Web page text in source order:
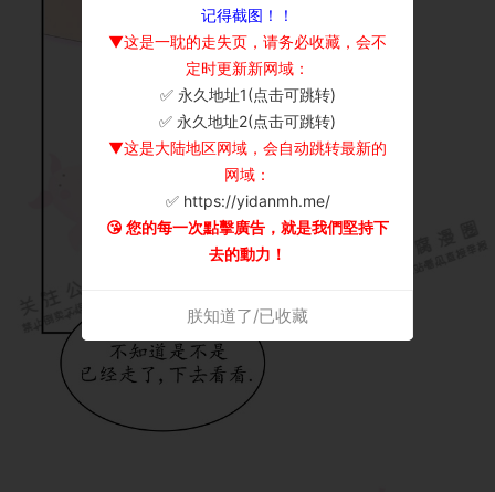
记得截图！！
▼这是一耽的走失页，请务必收藏，会不
定时更新新网域：
✅ 永久地址1(点击可跳转)
✅ 永久地址2(点击可跳转)
▼这是大陆地区网域，会自动跳转最新的
网域：
✅ https://yidanmh.me/
😘 您的每一次點擊廣告，就是我們堅持下
去的動力！
朕知道了/已收藏